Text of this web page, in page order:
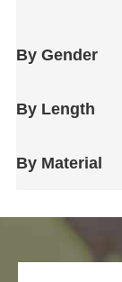
By Gender
By Length
By Material